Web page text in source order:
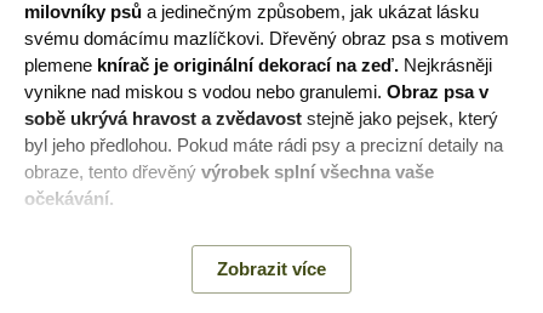
milovníky psů a jedinečným způsobem, jak ukázat lásku
svému domácímu mazlíčkovi. Dřevěný obraz psa s motivem
plemene knírač je originální dekorací na zeď. Nejkrásněji
vynikne nad miskou s vodou nebo granulemi. Obraz psa v
sobě ukrývá hravost a zvědavost stejně jako pejsek, který
byl jeho předlohou. Pokud máte rádi psy a precizní detaily na
obraze, tento dřevěný výrobek splní všechna vaše
očekávání.
Jsou velmi loajální a věrní svým majitelům. Jejich veselá a
Zobrazit více